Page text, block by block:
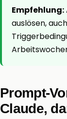
Empfehlung:
auslösen,
Prompt-
Claude,